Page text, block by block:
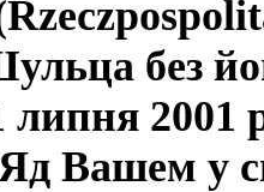
без
липня 2001
Вашем у